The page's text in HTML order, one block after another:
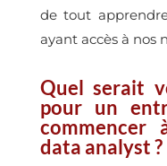
de tout
ayant accès à nos
Quel serait
pour un
commencer
data analyst ?